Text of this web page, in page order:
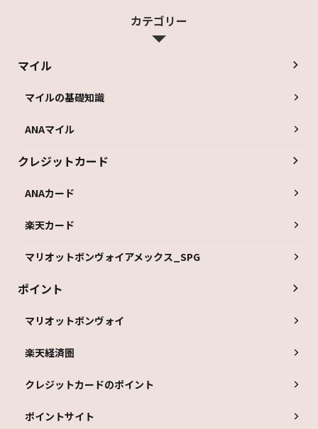
カテゴリー
マイル
マイルの基礎知識
ANAマイル
クレジットカード
ANAカード
楽天カード
マリオットボンヴォイアメックス_SPG
ポイント
マリオットボンヴォイ
楽天経済圏
クレジットカードのポイント
ポイントサイト